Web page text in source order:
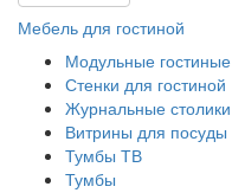
Мебель для гостиной
Модульные гостиные
Стенки для гостиной
Журнальные столики
Витрины для посуды
Тумбы ТВ
Тумбы